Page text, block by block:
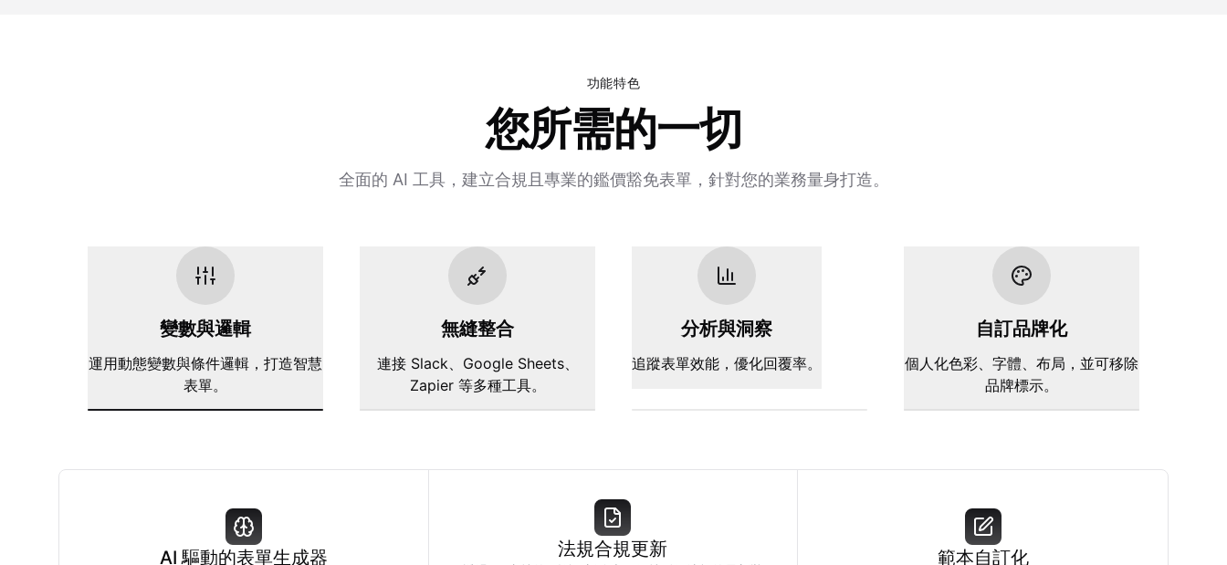
功能特色
您所需的一切
全面的 AI 工具，建立合規且專業的鑑價豁免表單，針對您的業務量身打造。
變數與邏輯
運用動態變數與條件邏輯，打造智慧
表單。
無縫整合
連接 Slack、Google Sheets、
Zapier 等多種工具。
分析與洞察
追蹤表單效能，優化回覆率。
自訂品牌化
個人化色彩、字體、布局，並可移除
品牌標示。
AI 驅動的表單生成器 法規合規更新 範本自訂化